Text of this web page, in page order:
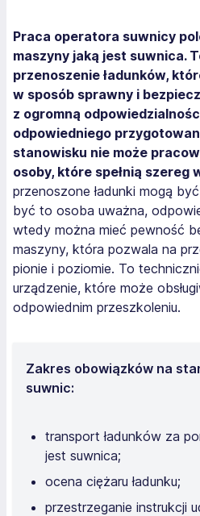
Praca operatora suwnicy
maszyny jaką jest suwnica.
przenoszenie ładunków,
w sposób sprawny i
z ogromną
odpowiedniego
stanowisku nie może
osoby, które spełnią szereg
przenoszone ładunki mogą
być to osoba uważna,
wtedy można mieć pewność
maszyny, która pozwala na
pionie i poziomie. To
urządzenie, które może
odpowiednim przeszkoleniu.
Zakres obowiązków na
suwnic:
transport ładunków za
jest suwnica;
ocena ciężaru ładunku;
przestrzeganie instrukcji